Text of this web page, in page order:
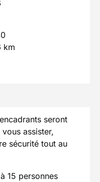
km
seront
assister,
sécurité tout au
15 personnes